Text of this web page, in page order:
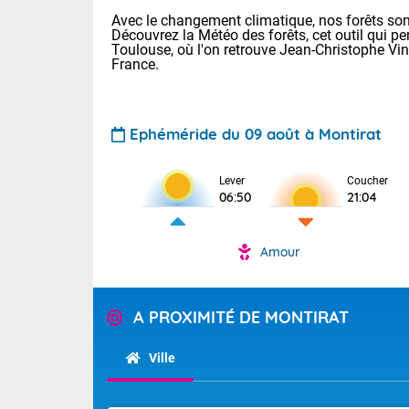
Avec le changement climatique, nos forêts
Découvrez la Météo des forêts, cet outil qui
Toulouse, où l'on retrouve Jean-Christophe
France.
Ephéméride du 09 août à Montirat
Lever
06:50
Coucher
21:04
Amour
A PROXIMITÉ DE MONTIRAT
Ville
Voici les
: 20/27 Paris
Clermont-Fd
Limoges :
Lille : 24/34
Temps
Alpes-